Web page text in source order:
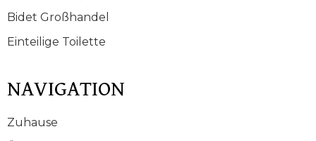
Bidet Großhandel
Einteilige Toilette
NAVIGATION
Zuhause